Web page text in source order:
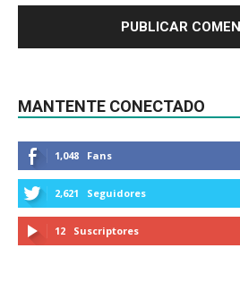
MANTENTE CONECTADO
1,048 Fans
2,621 Seguidores
12 Suscriptores